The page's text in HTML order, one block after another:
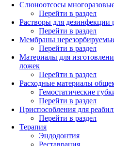
Слюноотсосы
Перейти в раздел
Растворы для дезинфекции
Перейти в раздел
Мембраны
Перейти в раздел
Материалы для
ложек
Перейти в раздел
Расходные материалы
Гемостатические
Перейти в раздел
Приспособления для
Перейти в раздел
Терапия
Эндодонтия
Реставрация